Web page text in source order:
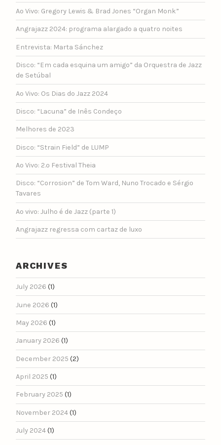
Ao Vivo: Gregory Lewis & Brad Jones “Organ Monk”
Angrajazz 2024: programa alargado a quatro noites
Entrevista: Marta Sánchez
Disco: “Em cada esquina um amigo” da Orquestra de Jazz
de Setúbal
Ao Vivo: Os Dias do Jazz 2024
Disco: “Lacuna” de Inês Condeço
Melhores de 2023
Disco: “Strain Field” de LUMP
Ao Vivo: 2.º Festival Theia
Disco: “Corrosion” de Tom Ward, Nuno Trocado e Sérgio
Tavares
Ao vivo: Julho é de Jazz (parte 1)
Angrajazz regressa com cartaz de luxo
ARCHIVES
July 2026 (1)
June 2026 (1)
May 2026 (1)
January 2026 (1)
December 2025 (2)
April 2025 (1)
February 2025 (1)
November 2024(1)
July 2024(1)